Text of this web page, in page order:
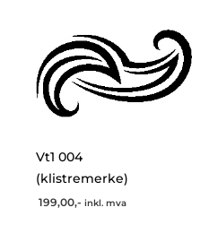
Vt1 004
(klistremerke)
199,00,- inkl. mva